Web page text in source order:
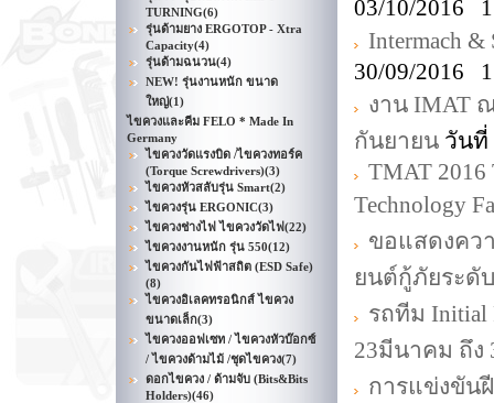
TURNING(6)
รุ่นด้ามยาง ERGOTOP - Xtra
Capacity(4)
รุ่นด้ามฉนวน(4)
NEW! รุ่นงานหนัก ขนาด
ใหญ่(1)
ไขควงและคีม FELO * Made In
Germany
ไขควงวัดแรงบิด /ไขควงทอร์ค
(Torque Screwdrivers)(3)
ไขควงหัวสลับรุ่น Smart(2)
ไขควงรุ่น ERGONIC(3)
ไขควงช่างไฟ ไขควงวัดไฟ(22)
ไขควงงานหนัก รุ่น 550(12)
ไขควงกันไฟฟ้าสถิต (ESD Safe)
(8)
ไขควงอิเลคทรอนิกส์ ไขควง
ขนาดเล็ก(3)
ไขควงออฟเซท / ไขควงหัวบ๊อกซ์
/ ไขควงด้ามไม้ /ชุดไขควง(7)
ดอกไขควง / ด้ามจับ (Bits&Bits
Holders)(46)
03/10/2016
Intermach &
30/09/2016
งาน IMAT
กันยายน วันที่
TMAT 2016
Technology
ขอแสดงคว
ยนต์กู้ภัยระดั
รถทีม Initial
23มีนาคม ถึง
การแข่งขัน